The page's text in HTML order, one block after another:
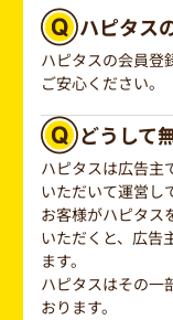
ハピタス
ハピタスの会員登
ご安心ください。
どうして
ハピタスは広告主
いただいて運営し
お客様がハピタス
いただくと、広告
ます。
ハピタスはその一
おります。